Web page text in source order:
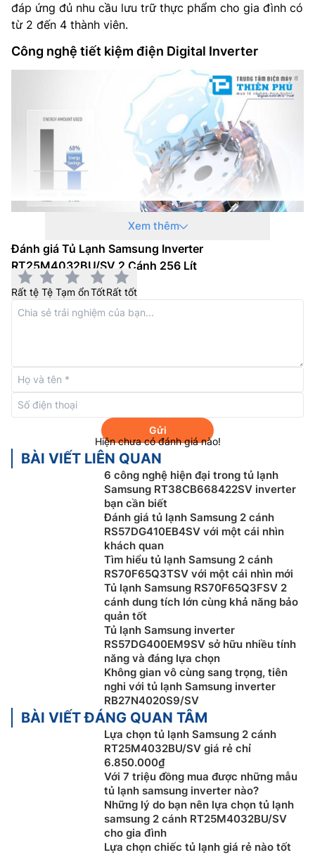
Nơi sản xuất: Việt Nam
Dòng sản phẩm: 2020
đáp ứng đủ nhu cầu lưu trữ thực phẩm cho gia đình có
từ 2 đến 4 thành viên.
Công nghệ tiết kiệm điện Digital Inverter
Tủ lạnh Samsung 2 cánhRT25M4032BU/SV được
trang bị công nghệ Digital Inverter giúp tự động điều
chính độ lạnh dựa trên nhiệt độ, độ ẩm và thói quen sử
dụng của người dùng với 7 cấp độ linh hoạt nhờ đó sẽ
inverter này còn có khả năng giảm độ ồn khi hoạt
động, giảm hao mòn và nâng cao tuổi thọ cho máy.
Công nghệ làm lạnh đa chiều
Tủ lạnh Samsung inverterRT25M4032BU/SV sở hữu
công nghệ làm lạnh đa chiều giúp nhanh chóng phân
bố luồng khí lạnh tới mọi vị trí bên trong tủ, từ đó thực
phẩm sẽ luôn được làm lạnh và được bảo quản ở trạng
Ngăn đông mềm Optimal Fresh Zone
Xem thêm
Đánh giá Tủ Lạnh Samsung Inverter
RT25M4032BU/SV 2 Cánh 256 Lít
Rất tệ Tệ Tạm ổnTốtRất tốt
Gửi
Hiện chưa có đánh giá nào!
BÀI VIẾT LIÊN QUAN
6 công nghệ hiện đại trong tủ lạnh
Samsung RT38CB668422SV inverter
bạn cần biết
Đánh giá tủ lạnh Samsung 2 cánh
RS57DG410EB4SV với một cái nhìn
khách quan
Tìm hiểu tủ lạnh Samsung 2 cánh
RS70F65Q3TSV với một cái nhìn mới
Tủ lạnh Samsung RS70F65Q3FSV 2
cánh dung tích lớn cùng khả năng bảo
quản tốt
Tủ lạnh Samsung inverter
RS57DG400EM9SV sở hữu nhiều tính
năng và đáng lựa chọn
Không gian vô cùng sang trọng, tiên
nghi với tủ lạnh Samsung inverter
RB27N4020S9/SV
BÀI VIẾT ĐÁNG QUAN TÂM
Lựa chọn tủ lạnh Samsung 2 cánh
RT25M4032BU/SV giá rẻ chỉ
6.850.000₫
Với 7 triệu đồng mua được những mẫu
tủ lạnh samsung inverter nào?
Những lý do bạn nên lựa chọn tủ lạnh
samsung 2 cánh RT25M4032BU/SV
cho gia đình
Lựa chọn chiếc tủ lạnh giá rẻ nào tốt